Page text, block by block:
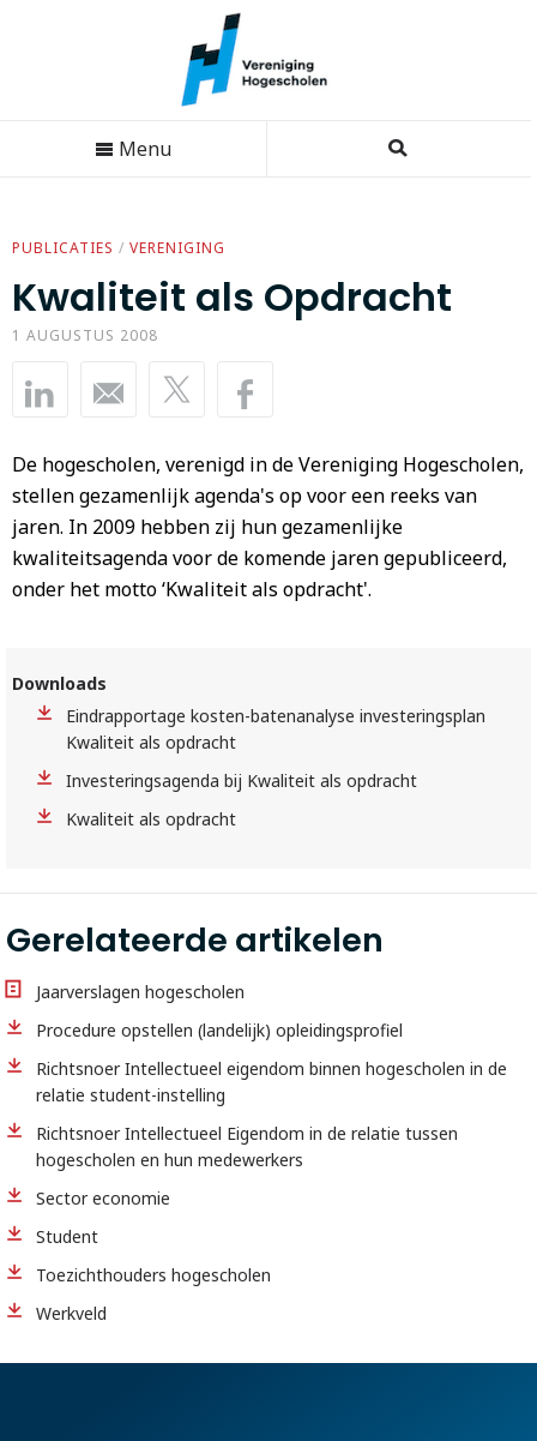
Menu
PUBLICATIES / VERENIGING
Kwaliteit als Opdracht
1 AUGUSTUS 2008
De hogescholen, verenigd in de Vereniging Hogescholen,
stellen gezamenlijk agenda's op voor een reeks van
jaren. In 2009 hebben zij hun gezamenlijke
kwaliteitsagenda voor de komende jaren gepubliceerd,
onder het motto ‘Kwaliteit als opdracht'.
Downloads
Eindrapportage kosten-batenanalyse investeringsplan
Kwaliteit als opdracht
Investeringsagenda bij Kwaliteit als opdracht
Kwaliteit als opdracht
Gerelateerde artikelen
Jaarverslagen hogescholen
Procedure opstellen (landelijk) opleidingsprofiel
Richtsnoer Intellectueel eigendom binnen hogescholen in de
relatie student-instelling
Richtsnoer Intellectueel Eigendom in de relatie tussen
hogescholen en hun medewerkers
Sector economie
Student
Toezichthouders hogescholen
Werkveld